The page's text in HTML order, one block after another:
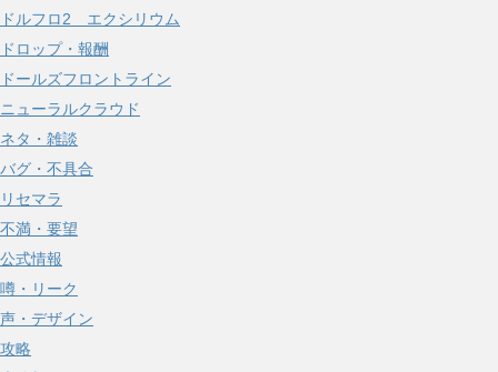
ドルフロ2 エクシリウム
ドロップ・報酬
ドールズフロントライン
ニューラルクラウド
ネタ・雑談
バグ・不具合
リセマラ
不満・要望
公式情報
噂・リーク
声・デザイン
攻略